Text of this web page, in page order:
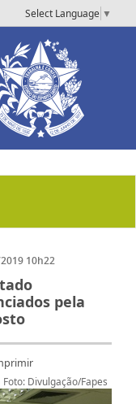
Select Language ▼
10h22
pela
Foto: Divulgação/Fapes